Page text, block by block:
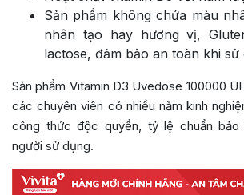
Sản phẩm không chứa màu
nhân tạo hay hương vị,
lactose, đảm bảo an toàn khi sử
Sản phẩm Vitamin D3 Uvedose 100000 UI
các chuyên viên có nhiều năm kinh
công thức độc quyền, tỷ lệ chuẩn
người sử dụng.